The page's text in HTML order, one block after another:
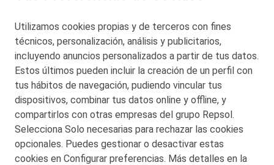
© 2026 Petronor S.A.
CONTACTO
MAPA WEB
POLITICA DE PRIVACIDAD
Utilizamos cookies propias y de terceros con fines
técnicos, personalización, análisis y publicitarios,
incluyendo anuncios personalizados a partir de tus datos.
Estos últimos pueden incluir la creación de un perfil con
tus hábitos de navegación, pudiendo vincular tus
dispositivos, combinar tus datos online y offline, y
compartirlos con otras empresas del grupo Repsol.
Selecciona Solo necesarias para rechazar las cookies
opcionales. Puedes gestionar o desactivar estas
cookies en Configurar preferencias. Más detalles en la